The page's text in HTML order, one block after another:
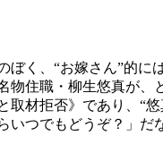
ぼく、“お嫁さん”的
物住職・柳生悠真が
取材拒否》であり、“
いつでもどうぞ？」